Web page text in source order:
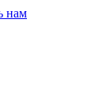
нам